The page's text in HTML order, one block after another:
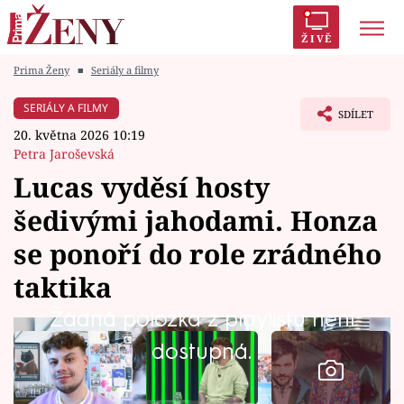
ŽIVĚ
Módní alarm
Témata
Celebrity
Vztahy
Seriály
Prima Ženy ■ Seriály a filmy
SERIÁLY A FILMY
20. května 2026 10:19
Petra Jaroševská
SDÍLET
Lucas vyděsí hosty
šedivými jahodami. Honza
se ponoří do role zrádného
taktika
Žádná položka z playlistu není
dostupná.